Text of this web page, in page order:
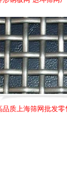
品质上海筛网批发